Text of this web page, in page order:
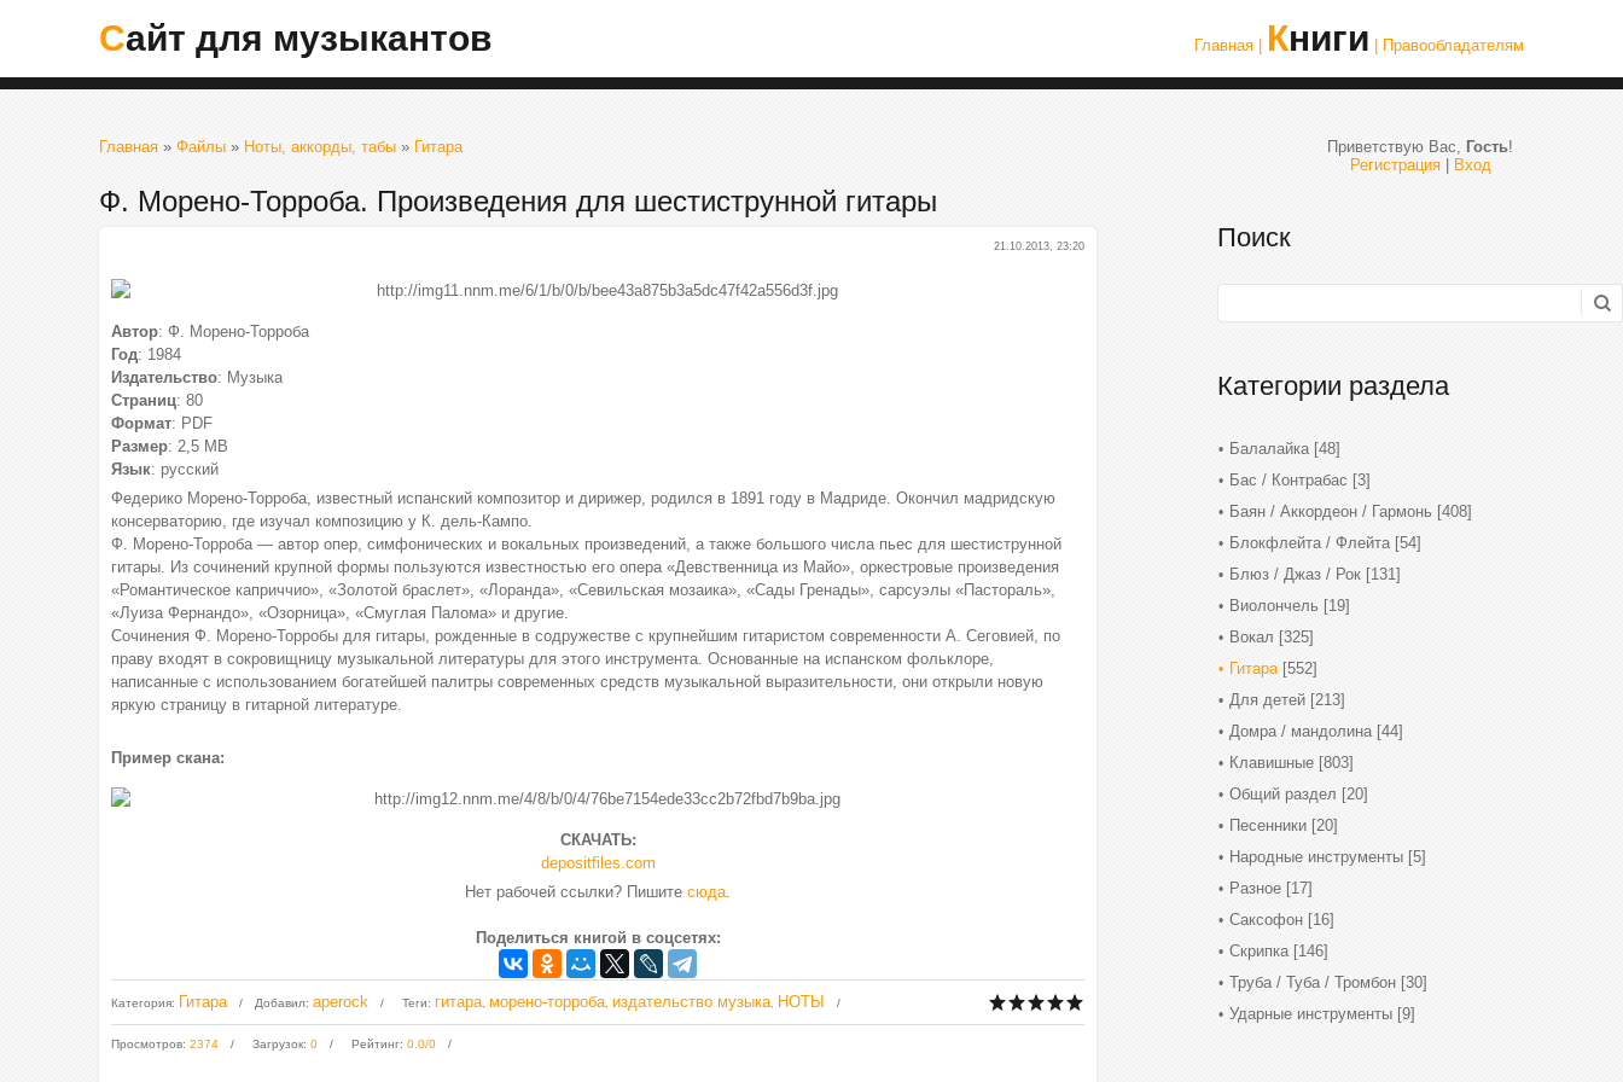
Сайт для музыкантов Главная | Книги | Правообладателям
Главная » Файлы » Ноты, аккорды, табы » Гитара
Ф. Морено-Торроба. Произведения для шестиструнной гитары
21.10.2013, 23:20
Автор: Ф. Морено-Торроба
Год: 1984
Издательство: Музыка
Страниц: 80
Формат: PDF
Размер: 2,5 МВ
Язык: русский
Федерико Морено-Торроба, известный испанский композитор и дирижер, родился в 1891 году в Мадриде. Окончил мадридскую
консерваторию, где изучал композицию у К. дель-Кампо.
Ф. Морено-Торроба — автор опер, симфонических и вокальных произведений, а также большого числа пьес для шестиструнной
гитары. Из сочинений крупной формы пользуются известностью его опера «Девственница из Майо», оркестровые произведения
«Романтическое каприччио», «Золотой браслет», «Лоранда», «Севильская мозаика», «Сады Гренады», сарсуэлы «Пастораль»,
«Луиза Фернандо», «Озорница», «Смуглая Палома» и другие.
Сочинения Ф. Морено-Торробы для гитары, рожденные в содружестве с крупнейшим гитаристом современности А. Сеговией, по
праву входят в сокровищницу музыкальной литературы для этого инструмента. Основанные на испанском фольклоре,
написанные с использованием богатейшей палитры современных средств музыкальной выразительности, они открыли новую
яркую страницу в гитарной литературе.
Пример скана:
СКАЧАТЬ:
depositfiles.com
Нет рабочей ссылки? Пишите сюда.
Поделиться книгой в соцсетях:
Категория: Гитара Добавил: aperock Теги: гитара морено-торроба издательство музыка НОТЫ
Просмотров: 2374 Загрузок: 0 Рейтинг: 0.0/0
Приветствую Вас, Гость!
Регистрация| Вход
Поиск
Категории раздела
Балалайка [48]
Бас / Контрабас [3]
Баян / Аккордеон / Гармонь [408]
Блокфлейта / Флейта [54]
Блюз / Джаз / Рок [131]
Виолончель [19]
Вокал [325]
Гитара [552]
Для детей [213]
Домра / мандолина [44]
Клавишные [803]
Общий раздел [20]
Песенники [20]
Народные инструменты [5]
Разное [17]
Саксофон [16]
Скрипка [146]
Труба / Туба / Тромбон [30]
Ударные инструменты [9]